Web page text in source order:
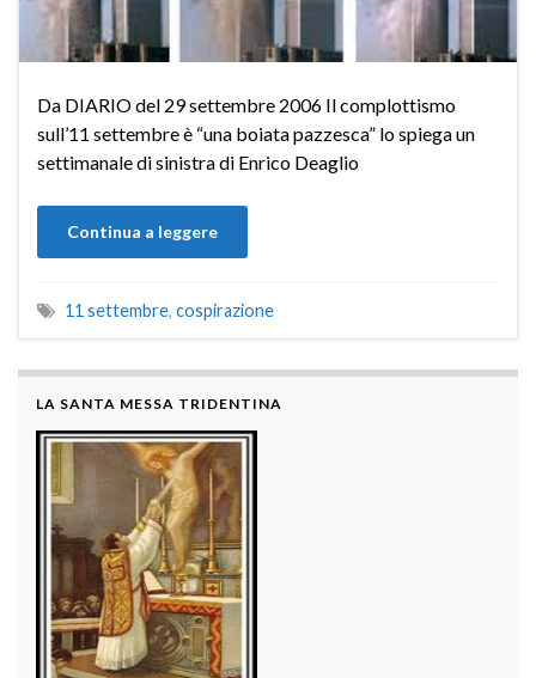
Da DIARIO del 29 settembre 2006 Il complottismo
sull’11 settembre è “una boiata pazzesca” lo spiega un
settimanale di sinistra di Enrico Deaglio
Continua a leggere
11 settembre, cospirazione
LA SANTA MESSA TRIDENTINA